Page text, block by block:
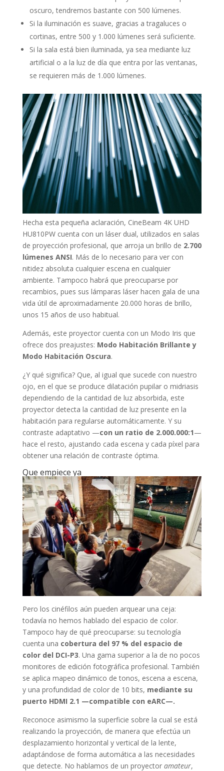
oscuro, tendremos bastante con 500 lúmenes.
Si la iluminación es suave, gracias a tragaluces o
cortinas, entre 500 y 1.000 lúmenes será suficiente.
Si la sala está bien iluminada, ya sea mediante luz
artificial o a la luz de día que entra por las ventanas,
se requieren más de 1.000 lúmenes.
Hecha esta pequeña aclaración, CineBeam 4K UHD
HU810PW cuenta con un láser dual, utilizados en salas
de proyección profesional, que arroja un brillo de 2.700
lúmenes ANSI. Más de lo necesario para ver con
nitidez absoluta cualquier escena en cualquier
ambiente. Tampoco habrá que preocuparse por
recambios, pues sus lámparas láser hacen gala de una
vida útil de aproximadamente 20.000 horas de brillo,
unos 15 años de uso habitual.
Además, este proyector cuenta con un Modo Iris que
ofrece dos preajustes: Modo Habitación Brillante y
Modo Habitación Oscura.
¿Y qué significa? Que, al igual que sucede con nuestro
ojo, en el que se produce dilatación pupilar o midriasis
dependiendo de la cantidad de luz absorbida, este
proyector detecta la cantidad de luz presente en la
habitación para regularse automáticamente. Y su
contraste adaptativo —con un ratio de 2.000.000:1—
hace el resto, ajustando cada escena y cada píxel para
obtener una relación de contraste óptima.
Que empiece ya
Pero los cinéfilos aún pueden arquear una ceja:
todavía no hemos hablado del espacio de color.
Tampoco hay de qué preocuparse: su tecnología
cuenta una cobertura del 97 % del espacio de
color del DCI-P3. Una gama superior a la de no pocos
monitores de edición fotográfica profesional. También
se aplica mapeo dinámico de tonos, escena a escena,
y una profundidad de color de 10 bits, mediante su
puerto HDMI 2.1 —compatible con eARC—.
Reconoce asimismo la superficie sobre la cual se está
realizando la proyección, de manera que efectúa un
desplazamiento horizontal y vertical de la lente,
adaptándose de forma automática a las necesidades
que detecte. No hablamos de un proyector amateur,